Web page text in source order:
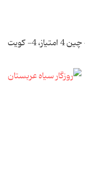
1- ازبکستان 7 امتياز، 2- قطر 6 امتياز، 3- چين 4 امتياز، 4- کويت